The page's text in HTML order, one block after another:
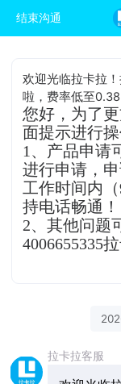
结束沟通
欢迎光临拉卡拉
啦，费率低至
您好，为了
面提示进行操
1、产品申请
进行申请，
工作时间内
持电话畅通！
2、其他问题
4006655335
拉卡拉客服